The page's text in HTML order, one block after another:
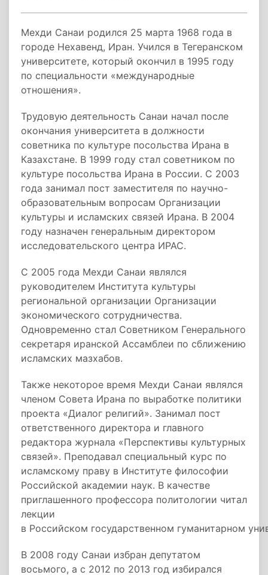
Мехди Санаи родился 25 марта 1968 года в
городе Нехавенд, Иран. Учился в Тегеранском
университете, который окончил в 1995 году
по специальности «международные
отношения».
Трудовую деятельность Санаи начал после
окончания университета в должности
советника по культуре посольства Ирана в
Казахстане. В 1999 году стал советником по
культуре посольства Ирана в России. С 2003
года занимал пост заместителя по научно-
образовательным вопросам Организации
культуры и исламских связей Ирана. В 2004
году назначен генеральным директором
исследовательского центра ИРАС.
С 2005 года Мехди Санаи являлся
руководителем Института культуры
региональной организации Организации
экономического сотрудничества.
Одновременно стал Советником Генерального
секретаря иранской Ассамблеи по сближению
исламских мазхабов.
Также некоторое время Мехди Санаи являлся
членом Совета Ирана по выработке политики
проекта «Диалог религий». Занимал пост
ответственного директора и главного
редактора журнала «Перспективы культурных
связей». Преподавал специальный курс по
исламскому праву в Институте философии
Российской академии наук. В качестве
приглашенного профессора политологии читал
лекции
в Российском государственном гуманитарном
В 2008 году Санаи избран депутатом
восьмого, а с 2012 по 2013 год избирался